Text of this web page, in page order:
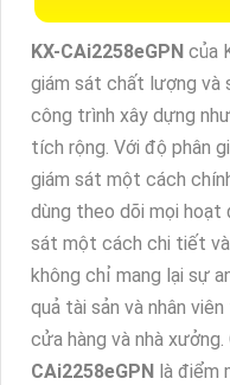
KX-CAi2258eGPN của
giám sát chất lượng và
công trình xây dựng
tích rộng. Với độ phân
giám sát một cách
dùng theo dõi mọi
sát một cách chi tiết
không chỉ mang lại sự
quả tài sản và nhân
cửa hàng và nhà
CAi2258eGPN là điểm